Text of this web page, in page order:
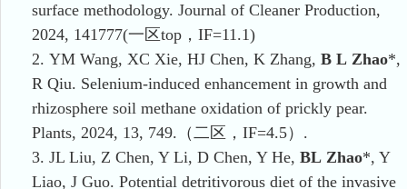
surface methodology. Journal of Cleaner Production,
2024, 141777(一区top ，IF=11.1)
2. YM Wang, XC Xie, HJ Chen, K Zhang, B L Zhao*,
R Qiu. Selenium-induced enhancement in growth and
rhizosphere soil methane oxidation of prickly pear.
Plants, 2024, 13, 749. （二区 ，IF=4.5） .
3. JL Liu, Z Chen, Y Li, D Chen, Y He, BL Zhao*, Y
Liao, J Guo. Potential detritivorous diet of the invasive